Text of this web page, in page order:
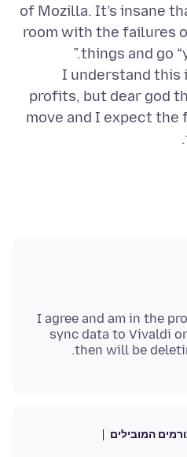
of Mozilla. It’s insane
room with the failures
I understand this
profits, but dear god
move and I expect
I agree and am in the
sync data to Vivaldi
then will be